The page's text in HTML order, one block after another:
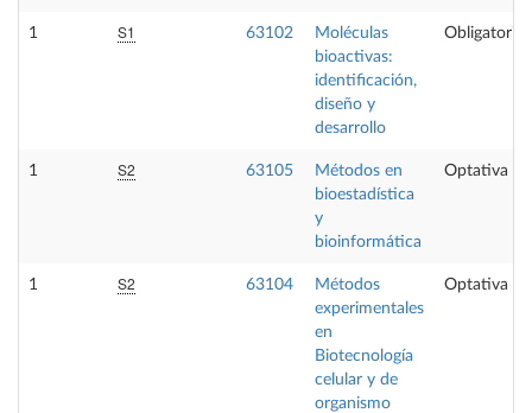
1 S1 63102
Moléculas
bioactivas:
identificación,
diseño y
desarrollo
Obligatoria
1 S2 63105
Métodos en
bioestadística
y
bioinformática
Optativa
1 S2 63104
Métodos
experimentales
en
Biotecnología
celular y de
organismo
Optativa